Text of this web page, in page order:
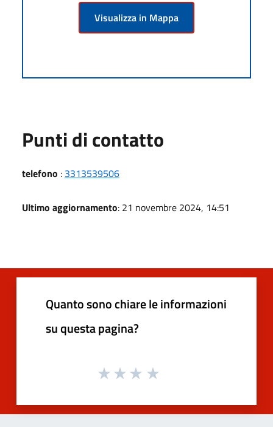
Visualizza in Mappa
Punti di contatto
telefono : 3313539506
Ultimo aggiornamento: 21 novembre 2024, 14:51
Quanto sono chiare le informazioni
su questa pagina?